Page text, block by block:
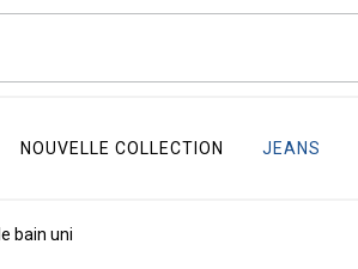
NOUVELLE COLLECTION JEANS
bain uni